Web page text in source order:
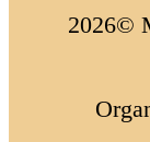
2026©